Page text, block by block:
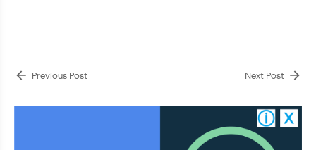
Previous Post Next Post